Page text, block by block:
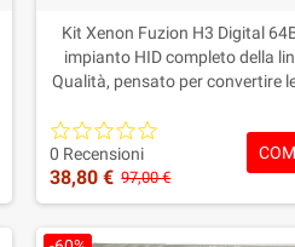
Kit Xenon Fuzion H3 Digital
impianto HID completo della
Qualità, pensato per convertire
intensa, pulita e
centraline/Ballast Digital 35W,
Xenon H3, cablaggi dedicati e
scelta.Garanzia Fuzion: 2
0 Recensioni
38,80 € 97,00 €